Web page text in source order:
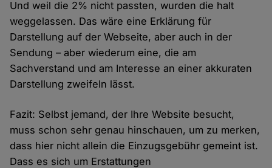
Und weil die 2% nicht passten, wurden die halt
weggelassen. Das wäre eine Erklärung für
Darstellung auf der Webseite, aber auch in der
Sendung – aber wiederum eine, die am
Sachverstand und am Interesse an einer akkuraten
Darstellung zweifeln lässt.
Fazit: Selbst jemand, der Ihre Website besucht,
muss schon sehr genau hinschauen, um zu merken,
dass hier nicht allein die Einzugsgebühr gemeint ist.
Dass es sich um Erstattungen